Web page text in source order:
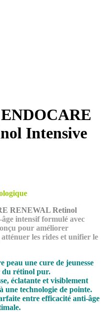
Intensive
RENEWAL Retinol
intensif formulé avec
pour améliorer
les rides et unifier le
peau une cure de jeunesse
du rétinol pur.
éclatante et visiblement
une technologie de pointe.
entre efficacité anti-âge